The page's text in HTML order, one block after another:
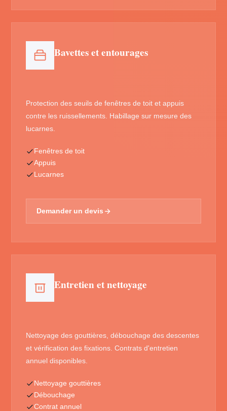
Bavettes et entourages
Protection des seuils de fenêtres de toit et appuis
contre les ruissellements. Habillage sur mesure des
lucarnes.
Fenêtres de toit
Appuis
Lucarnes
Demander un devis
Entretien et nettoyage
Nettoyage des gouttières, débouchage des descentes
et vérification des fixations. Contrats d'entretien
annuel disponibles.
Nettoyage gouttières
Débouchage
Contrat annuel